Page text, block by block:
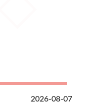
2026-08-07